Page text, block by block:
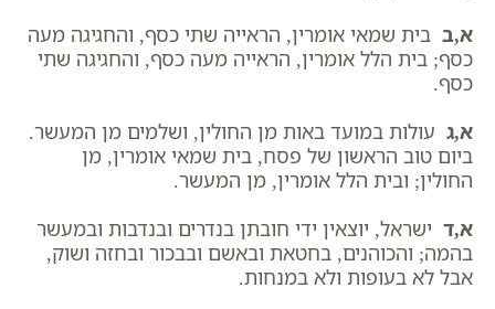
א,ב בית שמאי אומרין, הראייה שתי כסף, והחגיגה מעה
כסף; בית הלל אומרין, הראייה מעה כסף, והחגיגה שתי
כסף.
א,ג עולות במועד באות מן החולין, ושלמים מן המעשר.
ביום טוב הראשון של פסח, בית שמאי אומרין, מן
החולין; ובית הלל אומרין, מן המעשר.
א,ד ישראל, יוצאין ידי חובתן בנדרים ובנדבות ובמעשר
בהמה; והכוהנים, בחטאת ובאשם ובבכור ובחזה ושוק,
אבל לא בעופות ולא במנחות.